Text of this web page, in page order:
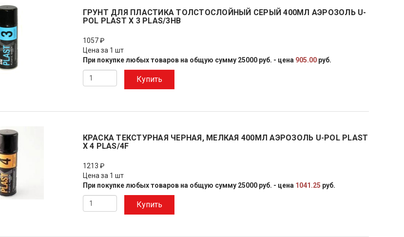
ГРУНТ ДЛЯ ПЛАСТИКА ТОЛСТОСЛОЙНЫЙ СЕРЫЙ 400МЛ АЭРОЗОЛЬ U-
POL PLAST X 3 PLAS/3HB
1057 ₽
Цена за 1 шт
При покупке любых товаров на общую сумму 25000 руб. - цена 905.00руб.
Купить
КРАСКА ТЕКСТУРНАЯ ЧЕРНАЯ, МЕЛКАЯ 400МЛ АЭРОЗОЛЬ U-POL PLAST
X 4 PLAS/4F
1213 ₽
Цена за 1 шт
При покупке любых товаров на общую сумму 25000 руб. - цена 1041.25 руб.
Купить